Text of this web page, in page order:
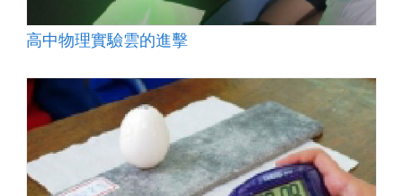
高中物理實驗雲的進擊